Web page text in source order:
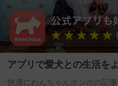
アプリで愛犬との生活を
快適にわんちゃんホンポの記事